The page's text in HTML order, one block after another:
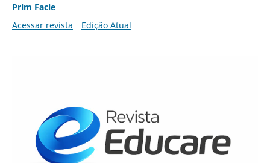
Prim Facie
Acessar revista
Edição Atual